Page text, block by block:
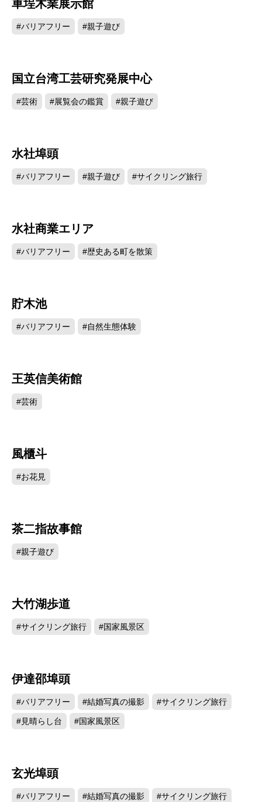
車埕木業展示館
#バリアフリー #親子遊び
国立台湾工芸研究発展中心
#芸術 #展覧会の鑑賞 #親子遊び
水社埠頭
#バリアフリー #親子遊び #サイクリング旅行
水社商業エリア
#バリアフリー #歴史ある町を散策
貯木池
#バリアフリー #自然生態体験
王英信美術館
#芸術
風櫃斗
#お花見
茶二指故事館
#親子遊び
大竹湖歩道
#サイクリング旅行 #国家風景区
伊達邵埠頭
#バリアフリー #結婚写真の撮影 #サイクリング旅行
#見晴らし台 #国家風景区
玄光埠頭
#バリアフリー #結婚写真の撮影 #サイクリング旅行